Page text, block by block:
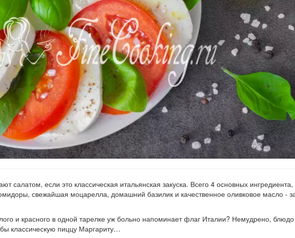
салатом, если это классическая итальянская закуска. Всего 4 основных ингредиента,
свежайшая моцарелла, домашний базилик и качественное оливковое масло -
и красного в одной тарелке уж больно напоминает флаг Италии? Немудрено,
классическую пиццу Маргариту…